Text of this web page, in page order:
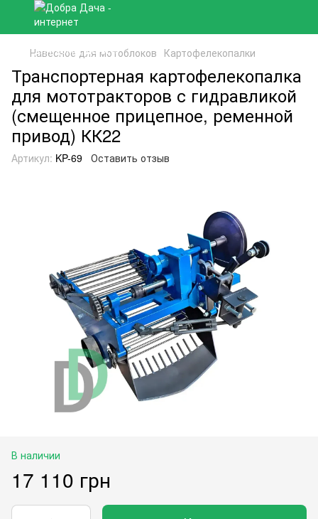
Навесное для мотоблоков Картофелекопалки
Транспортерная картофелекопалка
для мототракторов с гидравликой
(смещенное прицепное, ременной
привод) КК22
Артикул: KP-69 Оставить отзыв
В наличии
17 110 грн